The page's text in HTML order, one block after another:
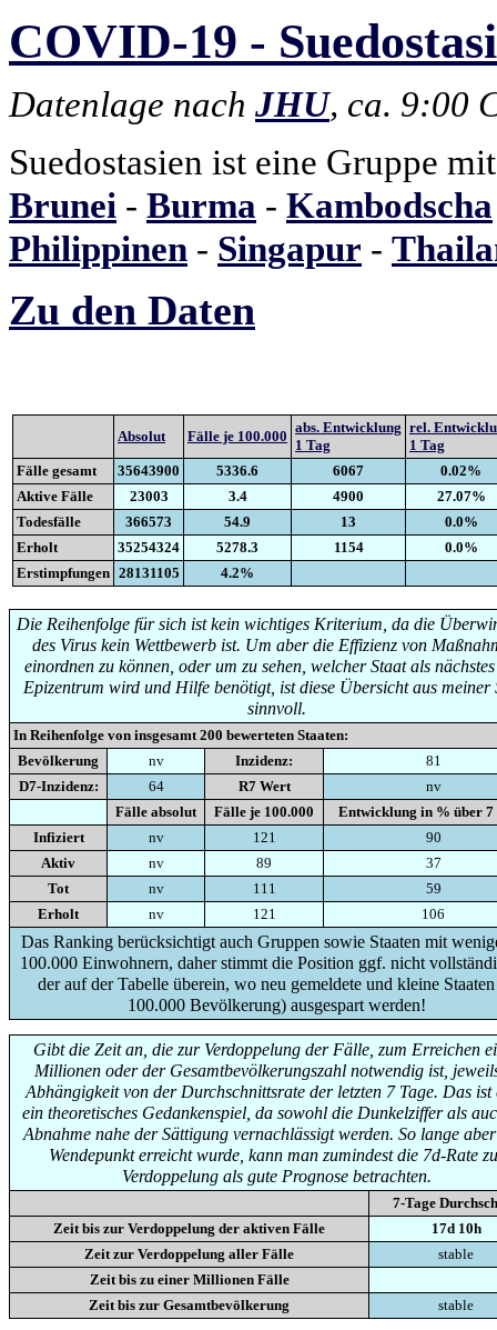
COVID-19 -
Datenlage nach JHU, ca. 9:00
Suedostasien ist eine Gruppe
Brunei - Burma - Kambodscha
Philippinen - Singapur -
Zu den Daten
Absolut Fälle je 100.000
abs. Entwicklung
1 Tag
rel.
1 Tag
Fälle gesamt
35643900 5336.6 6067
0.02%
Aktive Fälle
23003 3.4 4900
27.07%
Todesfälle
366573 54.9 13
0.0%
Erholt
35254324 5278.3 1154
0.0%
Erstimpfungen 28131105 4.2%
Die Reihenfolge für sich ist kein wichtiges Kriterium, da die
des Virus kein Wettbewerb ist. Um aber die Effizienz von
einordnen zu können, oder um zu sehen, welcher Staat als
Epizentrum wird und Hilfe benötigt, ist diese Übersicht aus meiner
sinnvoll.
In Reihenfolge von insgesamt 200 bewerteten Staaten:
Bevölkerung
nv Inzidenz:
81
D7-Inzidenz:
64 R7 Wert
nv
Fälle absolut
Fälle je 100.000
Entwicklung in % über 7
Infiziert
nv 121
90
Aktiv
nv 89
37
Tot
nv 111
59
Erholt
nv 121 106
Das Ranking berücksichtigt auch Gruppen sowie Staaten mit
100.000 Einwohnern, daher stimmt die Position ggf. nicht
der auf der Tabelle überein, wo neu gemeldete und kleine
100.000 Bevölkerung) ausgespart werden!
Gibt die Zeit an, die zur Verdoppelung der Fälle, zum Erreichen
Millionen oder der Gesamtbevölkerungszahl notwendig ist,
Abhängigkeit von der Durchschnittsrate der letzten 7 Tage. Das ist
ein theoretisches Gedankenspiel, da sowohl die Dunkelziffer als
Abnahme nahe der Sättigung vernachlässigt werden. So lange
Wendepunkt erreicht wurde, kann man zumindest die 7d-Rate
Verdoppelung als gute Prognose betrachten.
7-Tage
Zeit bis zur Verdoppelung der aktiven Fälle
17d 10h
Zeit zur Verdoppelung aller Fälle
stable
Zeit bis zu einer Millionen Fälle
Zeit bis zur Gesamtbevölkerung
stable